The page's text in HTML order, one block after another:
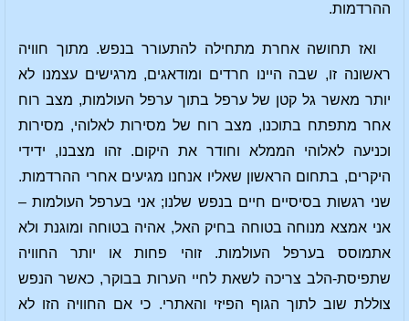
ההרדמות.
ואז תחושה אחרת מתחילה להתעורר בנפש. מתוך חוויה
ראשונה זו, שבה היינו חרדים ומודאגים, מרגישים עצמנו לא
יותר מאשר גל קטן של ערפל בתוך ערפל העולמות, מצב רוח
אחר מתפתח בתוכנו, מצב רוח של מסירות לאלוהי, מסירות
וכניעה לאלוהי הממלא וחודר את היקום. זהו מצבנו, ידידי
היקרים, בתחום הראשון שאליו אנחנו מגיעים אחרי ההרדמות.
שני רגשות בסיסיים חיים בנפש שלנו; אני בערפל העולמות –
אני אמצא מנוחה בטוחה בחיק האל, אהיה בטוחה ומוגנת ולא
אתמוסס בערפל העולמות. זוהי פחות או יותר החוויה
שתפיסת-הלב צריכה לשאת לחיי הערות בבוקר, כאשר הנפש
צוללת שוב לתוך הגוף הפיזי והאתרי. כי אם החוויה הזו לא